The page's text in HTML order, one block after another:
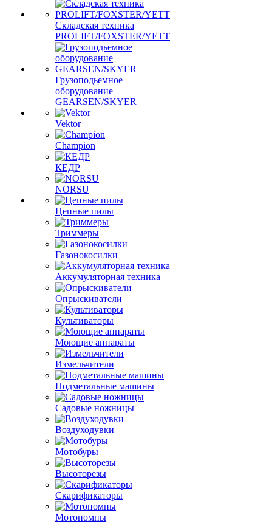
Складская техника
PROLIFT/FOXSTER/YETT
Грузоподьемное
оборудование
GEARSEN/SKYER
Vektor
Champion
КЕДР
NORSU
Цепные пилы
Триммеры
Газонокосилки
Аккумуляторная техника
Опрыскиватели
Культиваторы
Моющие аппараты
Измельчители
Подметальные машины
Садовые ножницы
Воздуходувки
Мотобуры
Высоторезы
Скарификаторы
Мотопомпы